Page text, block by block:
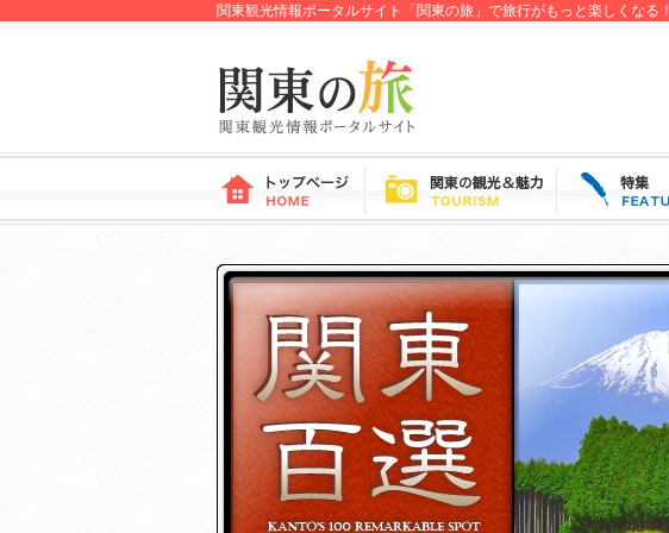
関東観光情報ポータルサイト「関東の旅」で旅行がもっと楽しくなる！